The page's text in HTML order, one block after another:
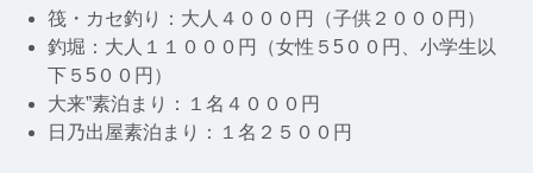
筏・カセ釣り：大人４０００円（子供２０００円）
釣堀：大人１１０００円（女性５5００円、小学生以
下５5００円）
大来”素泊まり：１名４０００円
日乃出屋素泊まり：１名２５００円